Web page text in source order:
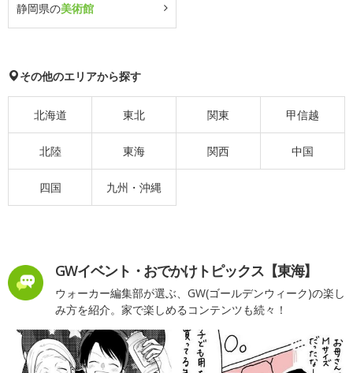
静岡県の美術館
その他のエリアから探す
北海道 東北 関東 甲信越
北陸 東海 関西 中国
四国 九州・沖縄
GWイベント・おでかけトピックス【東海】
ウォーカー編集部が選ぶ、GW(ゴールデンウィーク)の楽し
み方を紹介。家で楽しめるコンテンツも続々！